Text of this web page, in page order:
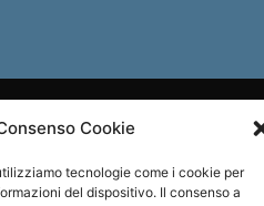
Cookie
tecnologie come i cookie per
del dispositivo. Il consenso a